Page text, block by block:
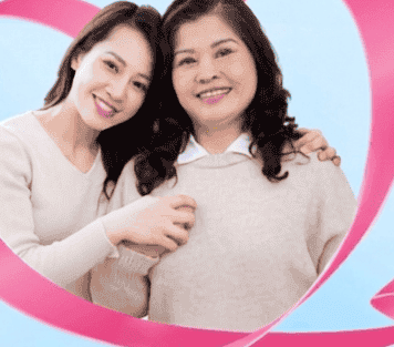
lấy ra qua kim sinh thiết và được kiểm
đoán và xác định mức độ nặng của
khác.
những cơ sở y tế có đội ngũ chuyên
máy móc hiện đại bậc nhất khu vực.
xét nghiệm sàng lọc hay sinh thiết
thời gian để từ đó có biện pháp điều
trị hay không? Và điều